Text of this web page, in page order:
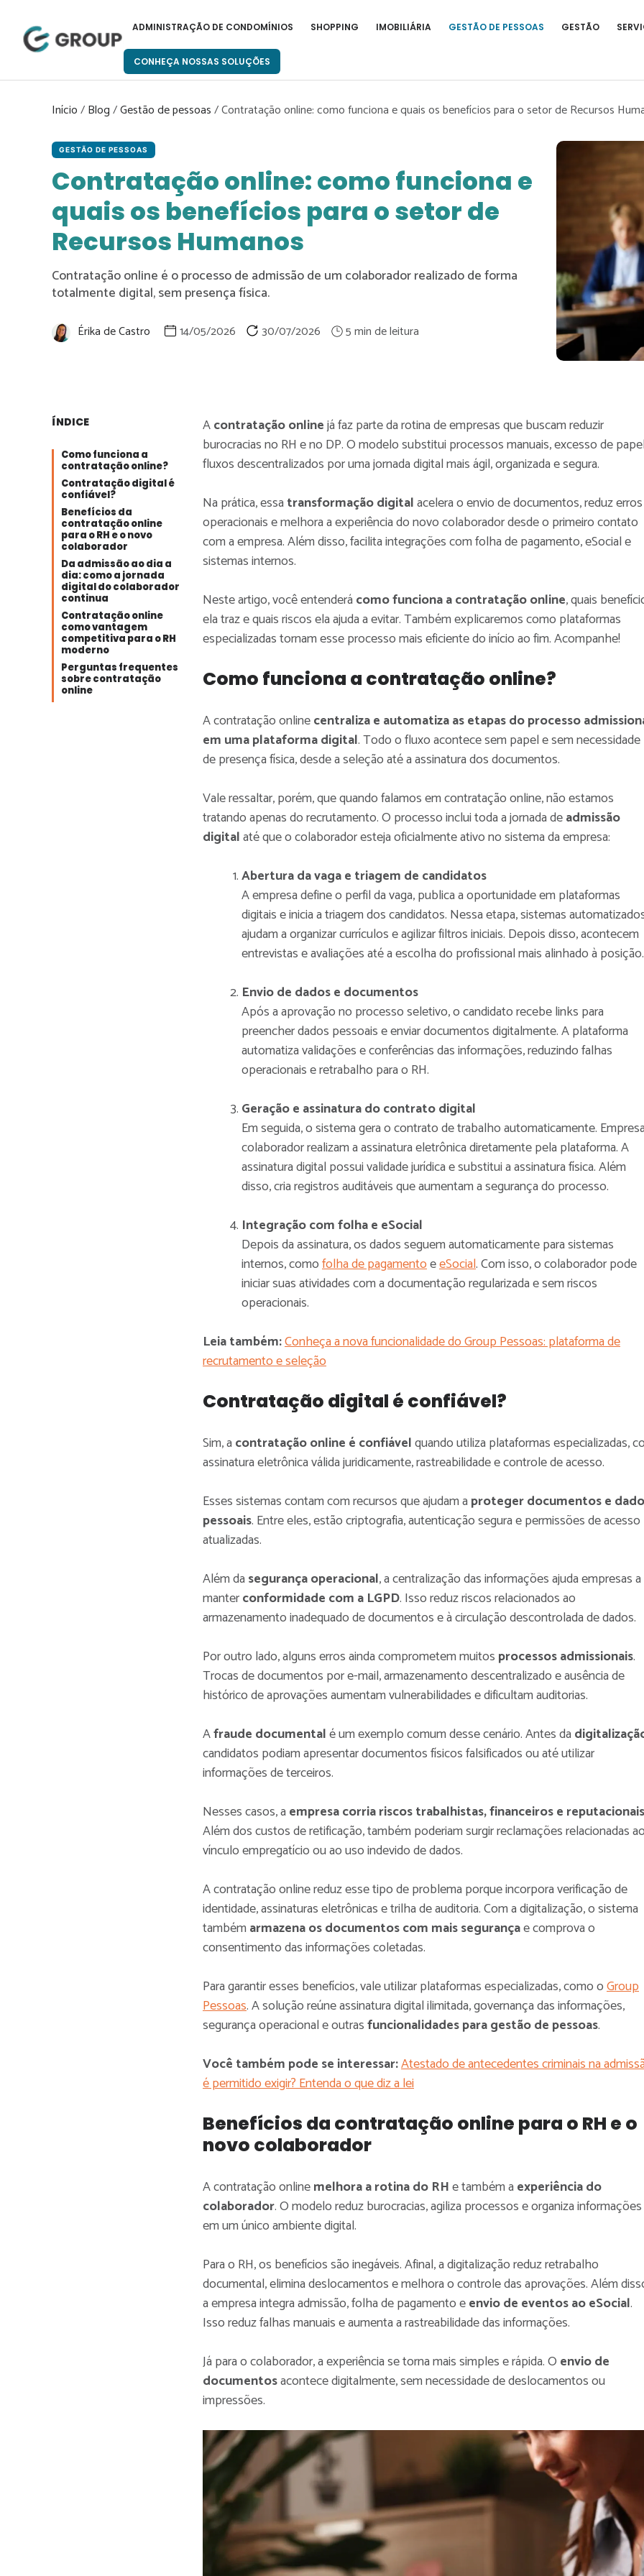
ADMINISTRAÇÃO DE CONDOMÍNIOS SHOPPING IMOBILIÁRIA GESTÃO DE PESSOAS GESTÃO
CONHEÇA NOSSAS SOLUÇÕES
Início/Blog/Gestão de pessoas/Contratação online: como funciona e quais os benefícios para o setor de Recursos
GESTÃO DE PESSOAS
Contratação online: como funciona e
quais os benefícios para o setor de
Recursos Humanos
Contratação online é o processo de admissão de um colaborador realizado de forma
totalmente digital, sem presença física.
Érika de Castro 14/05/2026 30/07/2026
ÍNDICE
Como funciona a
contratação online?
Contratação digital é
confiável?
Benefícios da
contratação online
para o RH e o novo
colaborador
Da admissão ao dia a
dia: como a jornada
digital do colaborador
continua
Contratação online
como vantagem
competitiva para o RH
moderno
Perguntas frequentes
sobre contratação
online
Acontratação onlinejá faz parte da rotina de empresas que buscam reduzir
burocracias no RH e no DP. O modelo substitui processos manuais, excesso de
fluxos descentralizados por uma jornada digital mais ágil, organizada e segura.
Na prática, essa transformação digitalacelera o envio de documentos, reduz erros
operacionais e melhora a experiência do novo colaborador desde o primeiro contato
com a empresa. Além disso, facilita integrações com folha de pagamento, eSocial e
sistemas internos.
Neste artigo, você entenderá como funciona a contratação online, quais
ela traz e quais riscos ela ajuda a evitar. Também explicaremos como plataformas
especializadas tornam esse processo mais eficiente do início ao fim. Acompanhe!
Como funciona a contratação online?
A contratação onlinecentraliza e automatiza as etapas do processo
em uma plataforma digital. Todo o fluxo acontece sem papel e sem necessidade
de presença física, desde a seleção até a assinatura dos documentos.
Vale ressaltar, porém, que quando falamos em contratação online, não estamos
tratando apenas do recrutamento. O processo inclui toda a jornada deadmissão
digitalaté que o colaborador esteja oficialmente ativo no sistema da empresa:
Abertura da vaga e triagem de candidatos
A empresa define o perfil da vaga, publica a oportunidade em plataformas
digitais e inicia a triagem dos candidatos. Nessa etapa, sistemas
ajudam a organizar currículos e agilizar filtros iniciais. Depois disso, acontecem
entrevistas e avaliações até a escolha do profissional mais alinhado à posição.
Envio de dados e documentos
Após a aprovação no processo seletivo, o candidato recebe links para
preencher dados pessoais e enviar documentos digitalmente. A plataforma
automatiza validações e conferências das informações, reduzindo falhas
operacionais e retrabalho para o RH.
Geração e assinatura do contrato digital
Em seguida, o sistema gera o contrato de trabalho automaticamente.
colaborador realizam a assinatura eletrônica diretamente pela plataforma. A
assinatura digital possui validade jurídica e substitui a assinatura física. Além
disso, cria registros auditáveis que aumentam a segurança do processo.
Integração com folha e eSocial
Depois da assinatura, os dados seguem automaticamente para sistemas
internos, comofolha de pagamentoeeSocial. Com isso, o colaborador pode
iniciar suas atividades com a documentação regularizada e sem riscos
operacionais.
Leia também:Conheça a nova funcionalidade do Group Pessoas: plataforma de
recrutamento e seleção
Contratação digital é confiável?
Sim, a contratação online é confiávelquando utiliza plataformas especializadas,
assinatura eletrônica válida juridicamente, rastreabilidade e controle de acesso.
Esses sistemas contam com recursos que ajudam a proteger documentos e
pessoais. Entre eles, estão criptografia, autenticação segura e permissões de acesso
atualizadas.
Além da segurança operacional, a centralização das informações ajuda empresas a
manterconformidade com a LGPD. Isso reduz riscos relacionados ao
armazenamento inadequado de documentos e à circulação descontrolada de dados.
Por outro lado, alguns erros ainda comprometem muitos processos admissionais.
Trocas de documentos por e-mail, armazenamento descentralizado e ausência de
histórico de aprovações aumentam vulnerabilidades e dificultam auditorias.
Afraude documentalé um exemplo comum desse cenário. Antes da
candidatos podiam apresentar documentos físicos falsificados ou até utilizar
informações de terceiros.
Nesses casos, a empresa corria riscos trabalhistas, financeiros e reputacionais
Além dos custos de retificação, também poderiam surgir reclamações relacionadas
vínculo empregatício ou ao uso indevido de dados.
A contratação online reduz esse tipo de problema porque incorpora verificação de
identidade, assinaturas eletrônicas e trilha de auditoria. Com a digitalização, o sistema
também armazena os documentos com mais segurançae comprova o
consentimento das informações coletadas.
Para garantir esses benefícios, vale utilizar plataformas especializadas, como oGroup
Pessoas. A solução reúne assinatura digital ilimitada, governança das informações,
segurança operacional e outrasfuncionalidades para gestão de pessoas.
Você também pode se interessar:Atestado de antecedentes criminais na
é permitido exigir? Entenda o que diz a lei
Benefícios da contratação online para o RH e o
novo colaborador
A contratação onlinemelhora a rotina do RHe também a experiência do
colaborador. O modelo reduz burocracias, agiliza processos e organiza informações
em um único ambiente digital.
Para o RH, os benefícios são inegáveis. Afinal, a digitalização reduz retrabalho
documental, elimina deslocamentos e melhora o controle das aprovações. Além
a empresa integra admissão, folha de pagamento eenvio de eventos ao eSocial.
Isso reduz falhas manuais e aumenta a rastreabilidade das informações.
Já para o colaborador, a experiência se torna mais simples e rápida. O envio de
documentosacontece digitalmente, sem necessidade de deslocamentos ou
impressões.